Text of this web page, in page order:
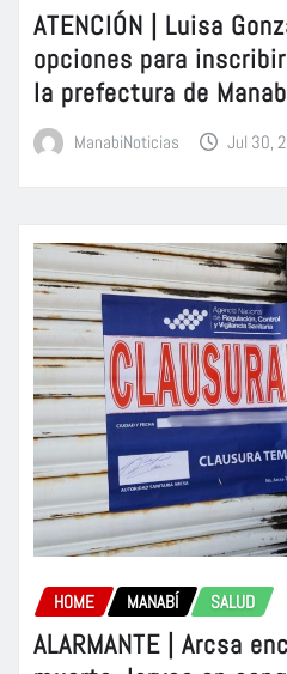
ATENCIÓN | Luisa
opciones para
la prefectura de
ManabiNoticias Jul 30,
HOME MANABÍ SALUD
ALARMANTE | Arcsa